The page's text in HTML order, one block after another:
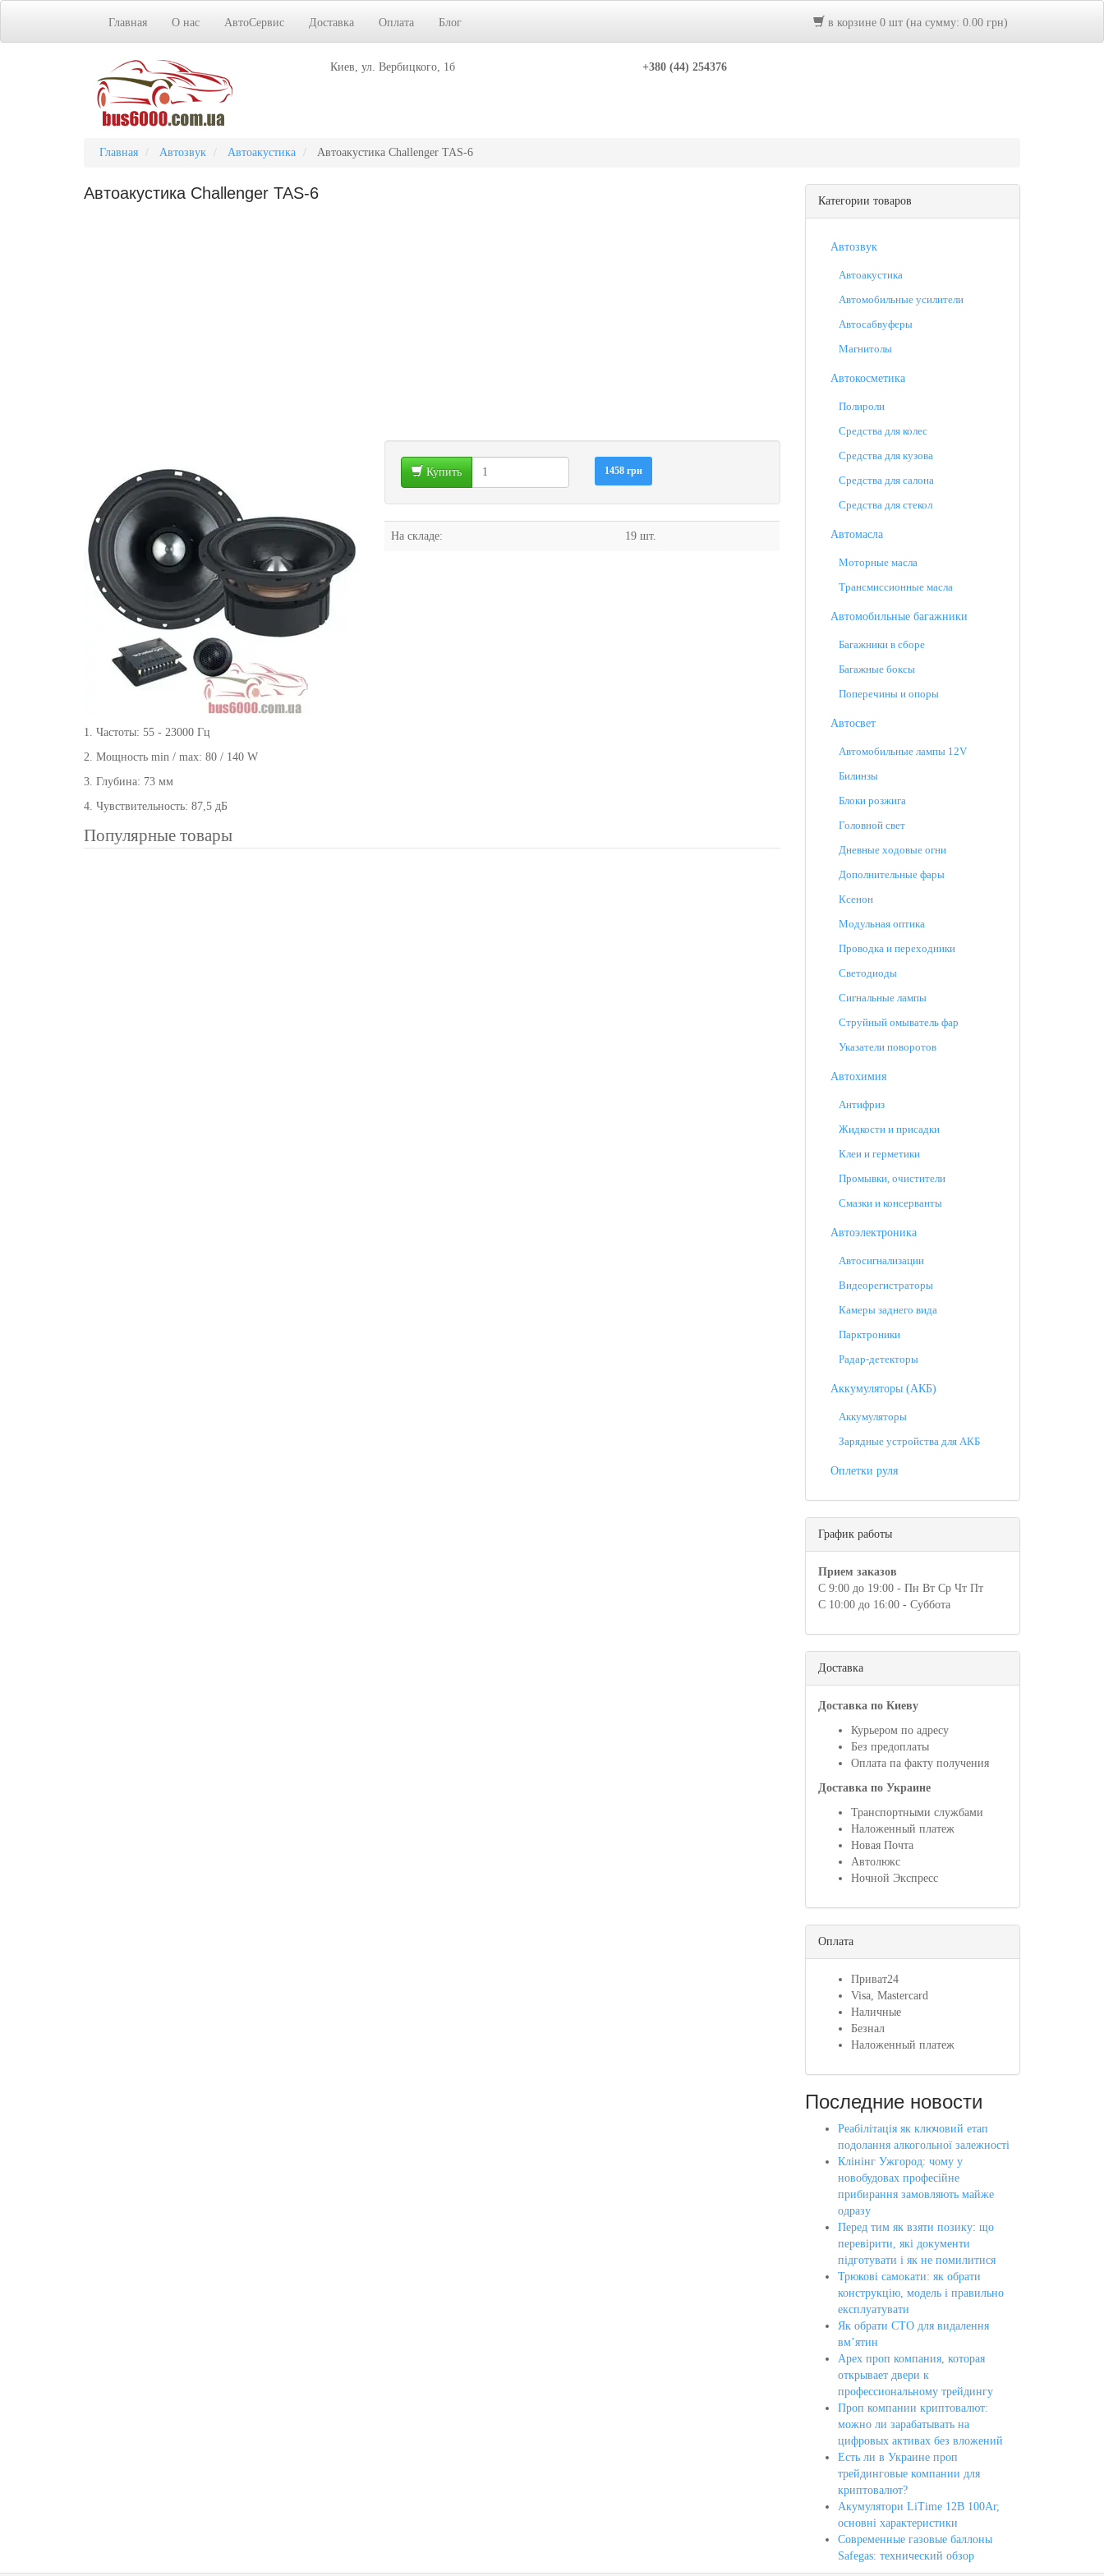
Главная О нас АвтоСервис Доставка Оплата Блог в корзине 0 шт (на сумму: 0.00 грн)
Киев, ул. Вербицкого, 1б +380 (44) 254376
Главная Автозвук Автоакустика Автоакустика Challenger TAS-6
Автоакустика Challenger TAS-6
Купить 1458 грн
На складе: 19 шт.
1. Частоты: 55 - 23000 Гц
2. Мощность min / max: 80 / 140 W
3. Глубина: 73 мм
4. Чувствительность: 87,5 дБ
Популярные товары
Категории товаров
Автозвук
Автоакустика
Автомобильные усилители
Автосабвуферы
Магнитолы
Автокосметика
Полироли
Средства для колес
Средства для кузова
Средства для салона
Средства для стекол
Автомасла
Моторные масла
Трансмиссионные масла
Автомобильные багажники
Багажники в сборе
Багажные боксы
Поперечины и опоры
Автосвет
Автомобильные лампы 12V
Билинзы
Блоки розжига
Головной свет
Дневные ходовые огни
Дополнительные фары
Ксенон
Модульная оптика
Проводка и переходники
Светодиоды
Сигнальные лампы
Струйный омыватель фар
Указатели поворотов
Автохимия
Антифриз
Жидкости и присадки
Клеи и герметики
Промывки, очистители
Смазки и консерванты
Автоэлектроника
Автосигнализации
Видеорегистраторы
Камеры заднего вида
Парктроники
Радар-детекторы
Аккумуляторы (АКБ)
Аккумуляторы
Зарядные устройства для АКБ
Оплетки руля
График работы
Прием заказов
С 9:00 до 19:00 - Пн Вт Ср Чт Пт
С 10:00 до 16:00 - Суббота
Доставка
Доставка по Киеву
Курьером по адресу
Без предоплаты
Оплата па факту получения
Доставка по Украине
Транспортными службами
Наложенный платеж
Новая Почта
Автолюкс
Ночной Экспресс
Оплата
Приват24
Visa, Mastercard
Наличные
Безнал
Наложенный платеж
Последние новости
Реабілітація як ключовий етап
подолання алкогольної залежності
Клінінг Ужгород: чому у
новобудовах професійне
прибирання замовляють майже
одразу
Перед тим як взяти позику: що
перевірити, які документи
підготувати і як не помилитися
Трюкові самокати: як обрати
конструкцію, модель і правильно
експлуатувати
Як обрати СТО для видалення
вм’ятин
Apex проп компания, которая
открывает двери к
профессиональному трейдингу
Проп компании криптовалют:
можно ли зарабатывать на
цифровых активах без вложений
Есть ли в Украине проп
трейдинговые компании для
криптовалют?
Акумулятори LiTime 12В 100Аг,
основні характеристики
Современные газовые баллоны
Safegas: технический обзор